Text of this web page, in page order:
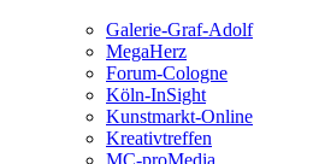
Galerie-Graf-Adolf
MegaHerz
Forum-Cologne
Köln-InSight
Kunstmarkt-Online
Kreativtreffen
MC-proMedia